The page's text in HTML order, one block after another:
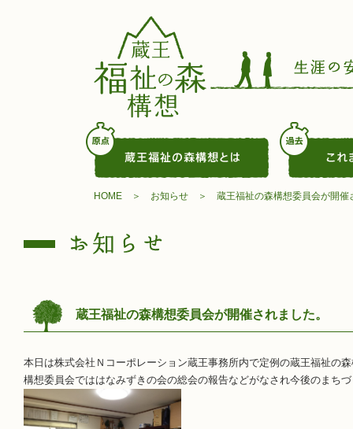
HOME お知らせ 蔵王福祉の森構想委員会が開催
蔵王福祉の森構想委員会が開催されました。
本日は株式会社Ｎコーポレーション蔵王事務所内で定例の蔵王福祉の
構想委員会でははなみずきの会の総会の報告などがなされ今後のまち